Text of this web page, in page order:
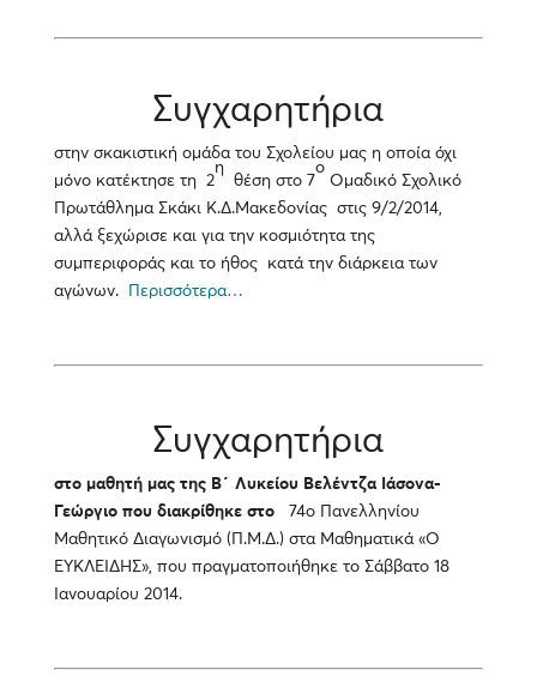
Συγχαρητήρια
στην σκακιστική ομάδα του Σχολείου μας η οποία όχι
μόνο κατέκτησε τη 2
η
θέση στο 7
ο
Ομαδικό Σχολικό
Πρωτάθλημα Σκάκι Κ.Δ.Μακεδονίας στις 9/2/2014,
αλλά ξεχώρισε και για την κοσμιότητα της
συμπεριφοράς και το ήθος κατά την διάρκεια των
αγώνων.
Περισσότερα…
Συγχαρητήρια
στο μαθητή μας της Β΄ Λυκείου Βελέντζα Ιάσονα-
Γεώργιο που διακρίθηκε στο
74ο Πανελληνίου
Μαθητικό Διαγωνισμό (Π.Μ.Δ.) στα Μαθηματικά «Ο
ΕΥΚΛΕΙΔΗΣ», που πραγματοποιήθηκε το Σάββατο 18
Ιανουαρίου 2014.